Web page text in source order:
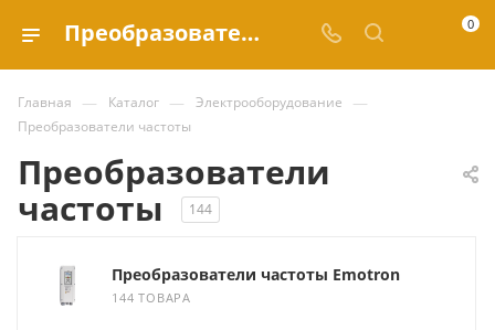
Преобразователи частоты купить по выгодным ценам в каталоге Valve.ru 0
Главная — Каталог — Электрооборудование —
Преобразователи частоты
Преобразователи
частоты
144
Преобразователи частоты Emotron
144 ТОВАРА